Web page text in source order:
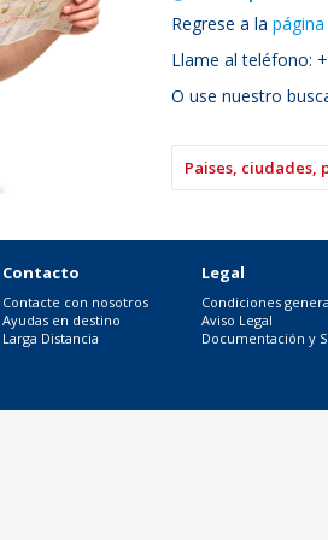
Regrese a la
Llame al teléfono:
O use nuestro
Contacto
Contacte con nosotros
Ayudas en destino
Larga Distancia
Legal
Condiciones
Aviso Legal
Documentación y